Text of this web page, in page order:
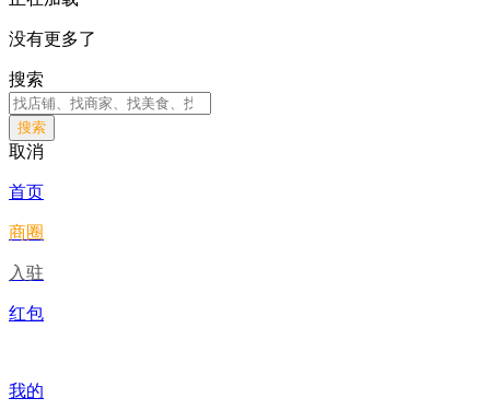
没有更多了
搜索
搜索
取消
首页
商圈
入驻
红包
我的